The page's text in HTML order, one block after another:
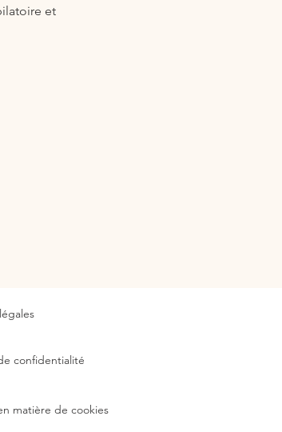
et
confidentialité
matière de cookies